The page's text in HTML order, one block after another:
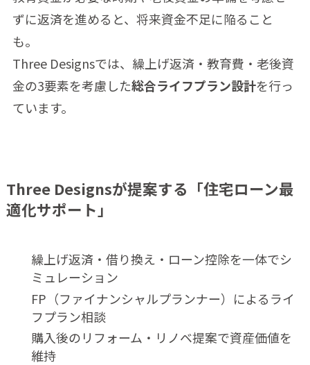
ずに返済を進めると、将来資金不足に陥ること
も。
Three Designsでは、繰上げ返済・教育費・老後資
金の3要素を考慮した総合ライフプラン設計を行っ
ています。
Three Designsが提案する「住宅ローン最
適化サポート」
繰上げ返済・借り換え・ローン控除を一体でシ
ミュレーション
FP（ファイナンシャルプランナー）によるライ
フプラン相談
購入後のリフォーム・リノベ提案で資産価値を
維持